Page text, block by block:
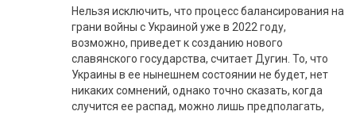
Нельзя исключить, что процесс балансирования на
грани войны с Украиной уже в 2022 году,
возможно, приведет к созданию нового
славянского государства, считает Дугин. То, что
Украины в ее нынешнем состоянии не будет, нет
никаких сомнений, однако точно сказать, когда
случится ее распад, можно лишь предполагать,